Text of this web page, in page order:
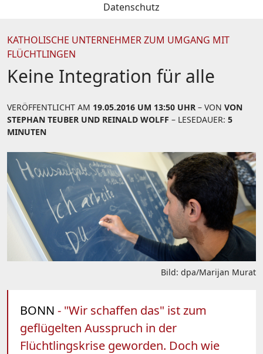
Datenschutz
KATHOLISCHE UNTERNEHMER ZUM UMGANG MIT
FLÜCHTLINGEN
Keine Integration für alle
VERÖFFENTLICHT AM 19.05.2016 UM 13:50 UHR – VON VON
STEPHAN TEUBER UND REINALD WOLFF – LESEDAUER: 5
MINUTEN
Bild: dpa/Marijan Murat
BONN - "Wir schaffen das" ist zum
geflügelten Ausspruch in der
Flüchtlingskrise geworden. Doch wie